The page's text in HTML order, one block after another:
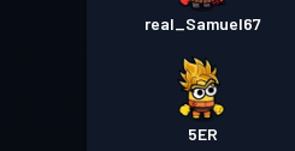
real_Samuel67
5ER